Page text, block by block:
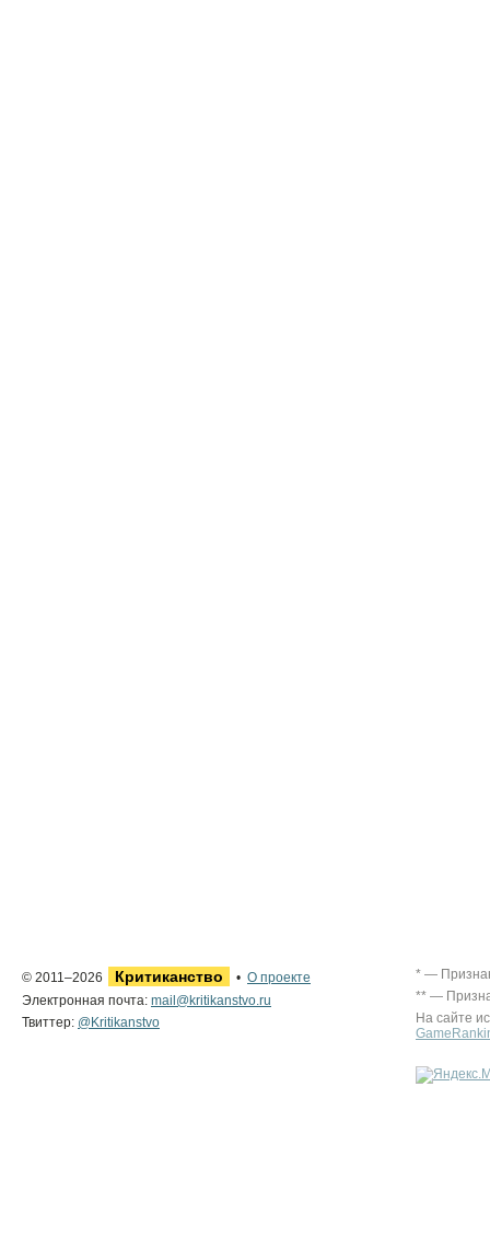
© 2011–2026 Критиканство • О проекте
Электронная почта: mail@kritikanstvo.ru
Твиттер: @Kritikanstvo
* —
** —
На сайте